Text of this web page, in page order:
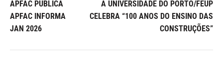
APFAC PUBLICA
APFAC INFORMA
JAN 2026
A UNIVERSIDADE DO PORTO/FEUP
CELEBRA “100 ANOS DO ENSINO DAS
CONSTRUÇÕES”